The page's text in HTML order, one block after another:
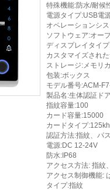
特殊機能:防水/耐候
電源タイプ:USB電
オペレーションシ
ソフトウェア:オー
ディスプレイタイ
カスタマイズされ
ストレージ:メモリ
包装:ボックス
モデル番号:ACM-
製品名:生体認証ド
指紋容量:100
カード容量:15000
カードタイプ
認証方法:指紋、パ
電源:DC 12-24V
防水:IP68
アクセス方法: 指紋
アクセス制御機能:
タイプ:指紋